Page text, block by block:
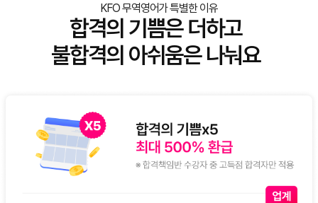
KFO 무역영어가 특별한 이유
합격의 기쁨은 더하고
불합격의 아쉬움은 나눠요